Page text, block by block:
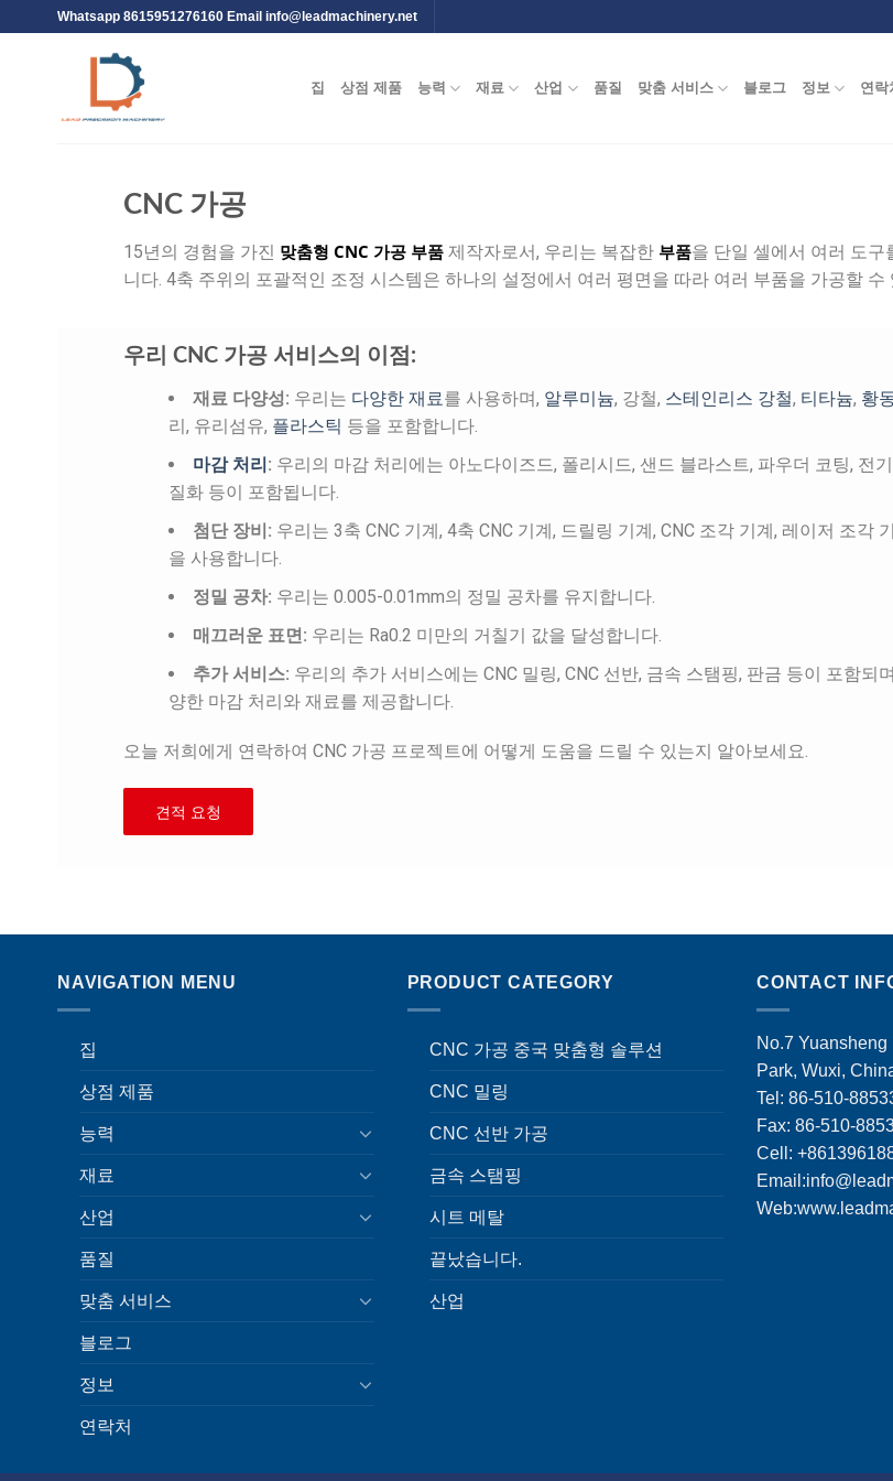
Whatsapp 8615951276160 Email info@leadmachinery.net
집 상점 제품 능력 재료 산업 품질 맞춤 서비스 블로그 정보 연락
CNC 가공
15년의 경험을 가진 맞춤형 CNC 가공 부품 제작자로서, 우리는 복잡한 부품을 단일 셀에서 여러 도
니다. 4축 주위의 포괄적인 조정 시스템은 하나의 설정에서 여러 평면을 따라 여러 부품을 가공할 수
우리 CNC 가공 서비스의 이점:
재료 다양성: 우리는 다양한 재료를 사용하며, 알루미늄, 강철, 스테인리스 강철, 티타늄, 황
리, 유리섬유, 플라스틱 등을 포함합니다.
마감 처리: 우리의 마감 처리에는 아노다이즈드, 폴리시드, 샌드 블라스트, 파우더 코팅, 전
질화 등이 포함됩니다.
첨단 장비: 우리는 3축 CNC 기계, 4축 CNC 기계, 드릴링 기계, CNC 조각 기계, 레이저 조각
을 사용합니다.
정밀 공차: 우리는 0.005-0.01mm의 정밀 공차를 유지합니다.
매끄러운 표면: 우리는 Ra0.2 미만의 거칠기 값을 달성합니다.
추가 서비스: 우리의 추가 서비스에는 CNC 밀링, CNC 선반, 금속 스탬핑, 판금 등이 포함되
양한 마감 처리와 재료를 제공합니다.
오늘 저희에게 연락하여 CNC 가공 프로젝트에 어떻게 도움을 드릴 수 있는지 알아보세요.
견적 요청
NAVIGATION MENU
집
상점 제품
능력
재료
산업
품질
맞춤 서비스
블로그
정보
연락처
PRODUCT CATEGORY
CNC 가공 중국 맞춤형 솔루션
CNC 밀링
CNC 선반 가공
금속 스탬핑
시트 메탈
끝났습니다.
산업
CONTACT
No.7 Yuansheng
Park, Wuxi,
Tel: 86-510-
Fax: 86-510-
Cell:
Email: